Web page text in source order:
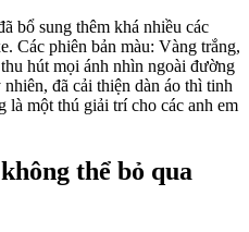
bổ sung thêm khá nhiều các
Các phiên bản màu: Vàng trắng,
hút mọi ánh nhìn ngoài đường
đã cải thiện dàn áo thì tinh
là một thú giải trí cho các anh em
thể bỏ qua